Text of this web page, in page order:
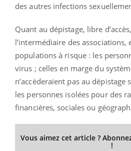
des autres infections
Quant au dépistage, libre
l’intermédiaire des associations,
populations à risque : les
virus ; celles en marge du
n’accèderaient pas au dépistage
les personnes isolées pour des
financières, sociales ou
Vous aimez cet article ?
!